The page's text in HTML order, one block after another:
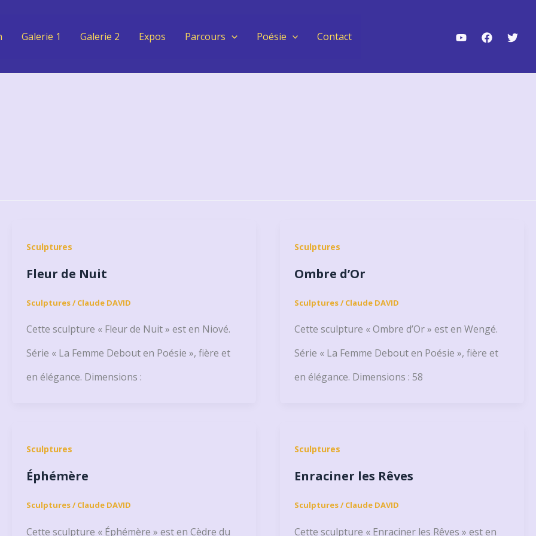
Galerie 1 Galerie 2 Expos Parcours Poésie Contact
Sculptures
Fleur de Nuit
Sculptures/Claude DAVID
Cette sculpture « Fleur de Nuit » est en Niové.
Série « La Femme Debout en Poésie », fière et
en élégance. Dimensions :
Sculptures
Ombre d’Or
Sculptures/Claude DAVID
Cette sculpture « Ombre d’Or » est en Wengé.
Série « La Femme Debout en Poésie », fière et
en élégance. Dimensions : 58
Sculptures
Éphémère
Sculptures/Claude DAVID
Cette sculpture « Éphémère » est en Cèdre du
Sculptures
Enraciner les Rêves
Sculptures/Claude DAVID
Cette sculpture « Enraciner les Rêves » est en